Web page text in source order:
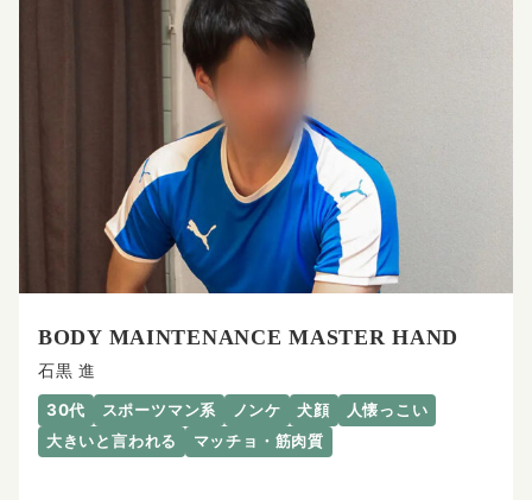
BODY MAINTENANCE MASTER HAND
石黒 進
30代 スポーツマン系 ノンケ 犬顔
人懐っこい
大きいと言われる
マッチョ・筋肉質